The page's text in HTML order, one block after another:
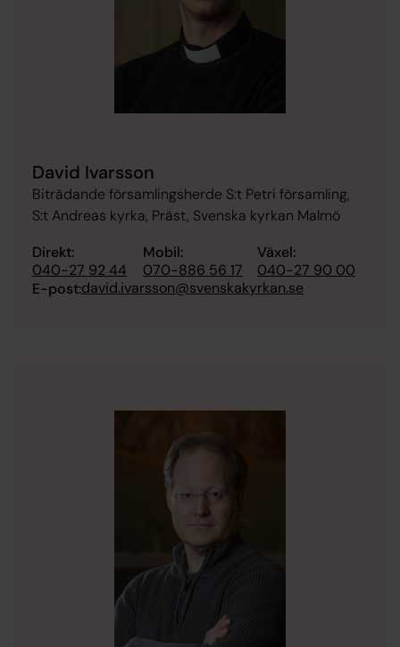
David Ivarsson
Biträdande församlingsherde S:t Petri församling,
S:t Andreas kyrka, Präst, Svenska kyrkan Malmö
Direkt:
040-27 92 44
Mobil:
070-886 56 17
Växel:
040-27 90 00
E-post:david.ivarsson@svenskakyrkan.se